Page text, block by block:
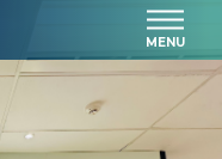
MENU